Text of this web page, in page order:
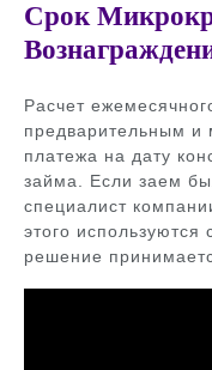
Срок
Расчет
предварительным и
платежа на дату
займа. Если заем
специалист
этого
решение